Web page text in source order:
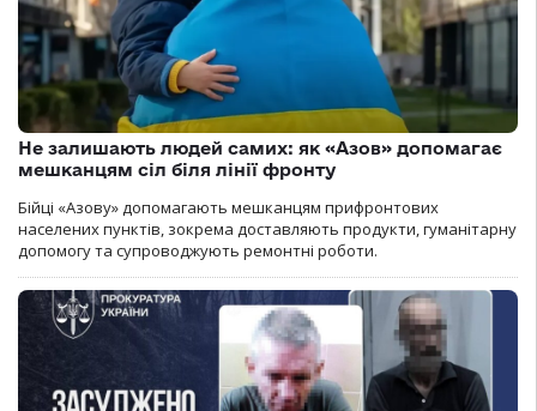
Не залишають людей самих: як «Азов» допомагає
мешканцям сіл біля лінії фронту
Бійці «Азову» допомагають мешканцям прифронтових
населених пунктів, зокрема доставляють продукти, гуманітарну
допомогу та супроводжують ремонтні роботи.